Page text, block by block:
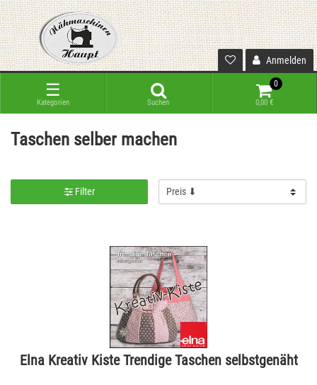
Anmelden
☰
Kategorien Suchen
0
0,00 €
Taschen selber machen
Filter
Elna Kreativ Kiste Trendige Taschen selbstgenäht